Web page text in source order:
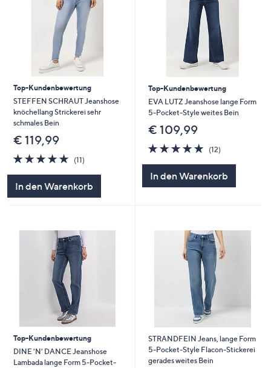
diese
anzuzeigen.
Top-Kundenbewertung
STEFFEN SCHRAUT Jeanshose
knöchellang Strickerei sehr
schmales Bein
€ 119,99
5.0
von
(11)11
In den Warenkorb
Top-Kundenbewertung
EVA LUTZ Jeanshose lange Form
5-Pocket-Style weites Bein
€ 109,99
5.0
von
(12)12
In den Warenkorb
Top-Kundenbewertung
DINE 'N' DANCE Jeanshose
Lambada lange Form 5-Pocket-
STRANDFEIN Jeans, lange Form
5-Pocket-Style Flacon-Stickerei
gerades weites Bein